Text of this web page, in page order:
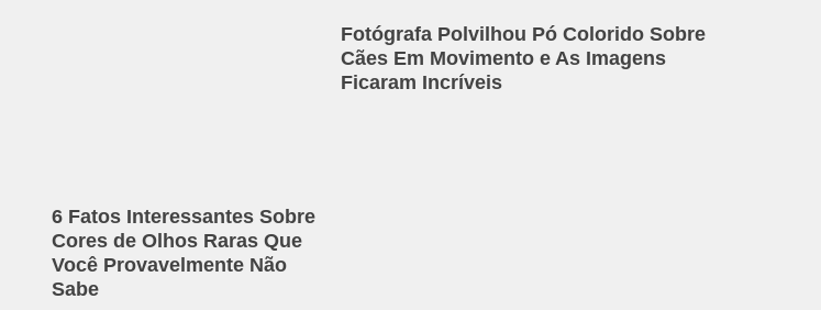
6 Fatos Interessantes Sobre
Cores de Olhos Raras Que
Você Provavelmente Não
Sabe
Fotógrafa Polvilhou Pó Colorido Sobre
Cães Em Movimento e As Imagens
Ficaram Incríveis